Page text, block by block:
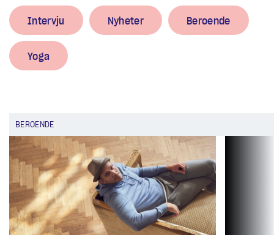
Intervju Nyheter Beroende
Yoga
BEROENDE